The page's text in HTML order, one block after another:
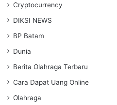
Cryptocurrency
DIKSI NEWS
BP Batam
Dunia
Berita Olahraga Terbaru
Cara Dapat Uang Online
Olahraga